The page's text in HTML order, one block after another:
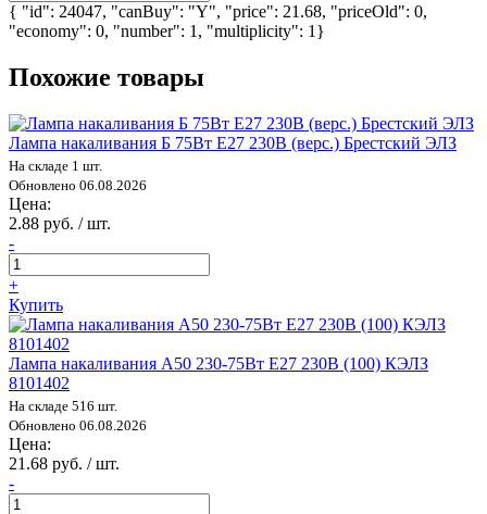
{ "id": 24047, "canBuy": "Y", "price": 21.68, "priceOld": 0,
"economy": 0, "number": 1, "multiplicity": 1}
Похожие товары
Лампа накаливания Б 75Вт E27 230В (верс.) Брестский ЭЛЗ
На складе 1 шт.
Обновлено 06.08.2026
Цена:
2.88 руб. / шт.
-
+
Купить
Лампа накаливания А50 230-75Вт E27 230В (100) КЭЛЗ
8101402
На складе 516 шт.
Обновлено 06.08.2026
Цена:
21.68 руб. / шт.
-